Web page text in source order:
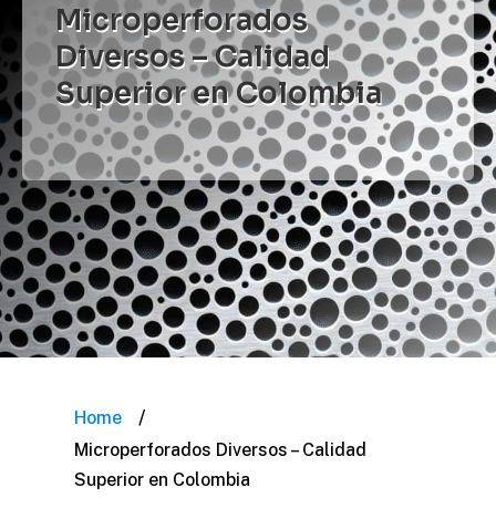
Microperforados
Diversos – Calidad
Superior en Colombia
Home /
Microperforados Diversos – Calidad
Superior en Colombia